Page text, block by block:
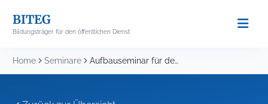
content
BITEG
Bildungsträger für den öffentlichen Dienst
Home Seminare Aufbauseminar für den Vollstreckungsaußendienst (einwöchiges Seminar)